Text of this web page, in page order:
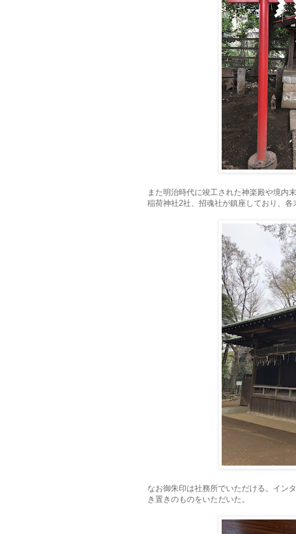
また明治時代に竣工された神楽殿や境内
稲荷神社2社、招魂社が鎮座しており、各
なお御朱印は社務所でいただける。イン
き置きのものをいただいた。